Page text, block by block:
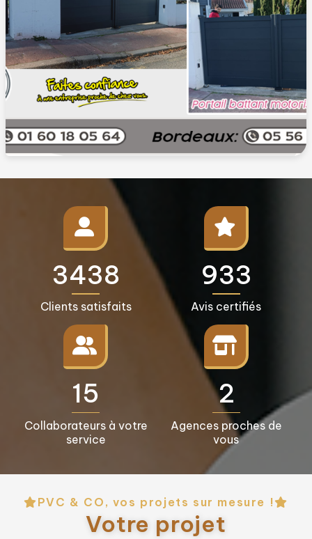
3500+
Clients satisfaits
950+
Avis certifiés
16+
Collaborateurs à votre
service
3+
Agences proches de
vous
PVC & CO, vos projets sur mesure !
Votre projet